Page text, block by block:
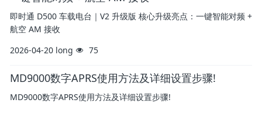
即时通 D500 车载电台｜V2 升级版 核心升级亮点：一键智能对频 +
航空 AM 接收
2026-04-20 long 75
MD9000数字APRS使用方法及详细设置步骤!
MD9000数字APRS使用方法及详细设置步骤!